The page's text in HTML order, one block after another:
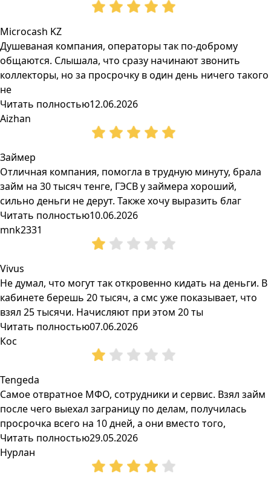
Microcash KZ
Душеваная компания, операторы так по-доброму
общаются. Слышала, что сразу начинают звонить
коллекторы, но за просрочку в один день ничего такого
не
Читать полностью12.06.2026
Aizhan
Займер
Отличная компания, помогла в трудную минуту, брала
займ на 30 тысяч тенге, ГЭСВ у займера хороший,
сильно деньги не дерут. Также хочу выразить благ
Читать полностью10.06.2026
mnk2331
Vivus
Не думал, что могут так откровенно кидать на деньги. В
кабинете берешь 20 тысяч, а смс уже показывает, что
взял 25 тысячи. Начисляют при этом 20 ты
Читать полностью07.06.2026
Кос
Tengeda
Самое отвратное МФО, сотрудники и сервис. Взял займ
после чего выехал заграницу по делам, получилась
просрочка всего на 10 дней, а они вместо того,
Читать полностью29.05.2026
Нурлан